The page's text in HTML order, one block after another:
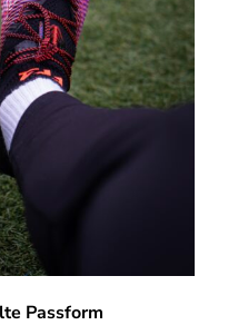
Passform